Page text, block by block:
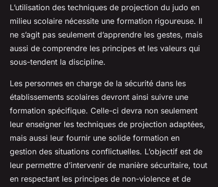
L’utilisation des techniques de projection du judo en
milieu scolaire nécessite une formation rigoureuse. Il
ne s’agit pas seulement d’apprendre les gestes, mais
aussi de comprendre les principes et les valeurs qui
sous-tendent la discipline.
Les personnes en charge de la sécurité dans les
établissements scolaires devront ainsi suivre une
formation spécifique. Celle-ci devra non seulement
leur enseigner les techniques de projection adaptées,
mais aussi leur fournir une solide formation en
gestion des situations conflictuelles. L’objectif est de
leur permettre d’intervenir de manière sécuritaire, tout
en respectant les principes de non-violence et de